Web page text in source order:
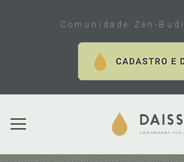
Comunidade Zen-